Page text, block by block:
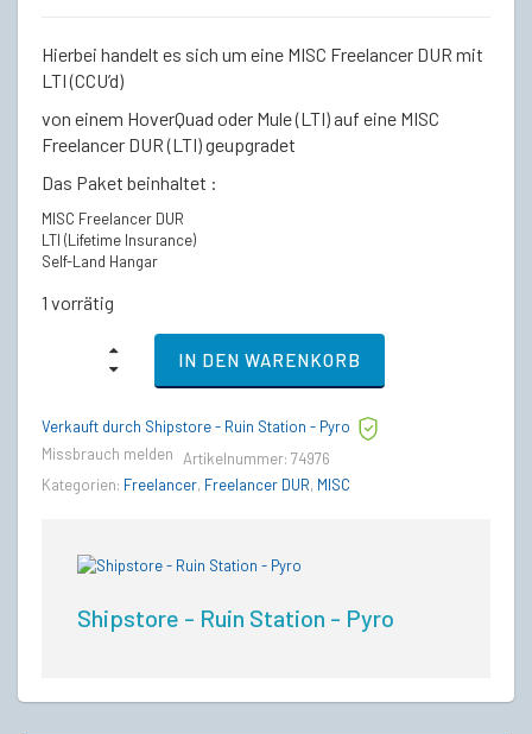
Hierbei handelt es sich um eine MISC Freelancer DUR mit
LTI (CCU’d)
von einem HoverQuad oder Mule (LTI) auf eine MISC
Freelancer DUR (LTI) geupgradet
Das Paket beinhaltet :
MISC Freelancer DUR
LTI (Lifetime Insurance)
Self-Land Hangar
1 vorrätig
Freelancer
LTI
Lebenslange
quantity
IN DEN WARENKORB
Verkauft durch Shipstore - Ruin Station - Pyro
Missbrauch melden Artikelnummer: 74976
Kategorien: Freelancer, Freelancer DUR, MISC
Shipstore - Ruin Station - Pyro